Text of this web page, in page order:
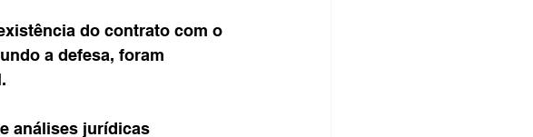
do contrato com o
a defesa, foram
análises jurídicas